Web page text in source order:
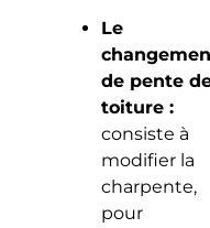
Le
de pente
toiture :
consiste à
modifier la
charpente,
pour